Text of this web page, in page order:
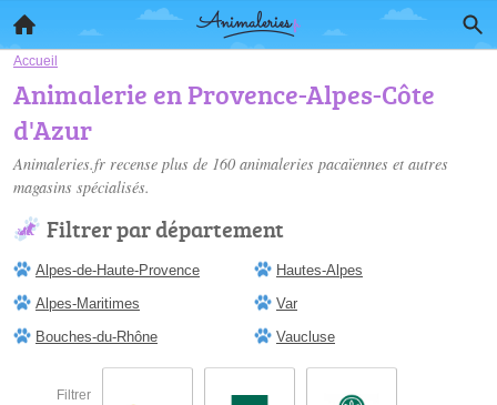
Accueil
Animalerie en Provence-Alpes-Côte
d'Azur
Animaleries.fr recense plus de 160 animaleries pacaïennes et autres
magasins spécialisés.
Filtrer par département
Alpes-de-Haute-Provence
Alpes-Maritimes
Bouches-du-Rhône
Hautes-Alpes
Var
Vaucluse
Filtrer